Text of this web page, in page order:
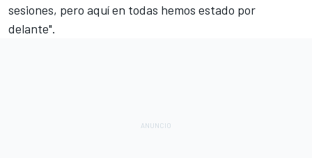
sesiones, pero aquí en todas hemos estado por
delante".